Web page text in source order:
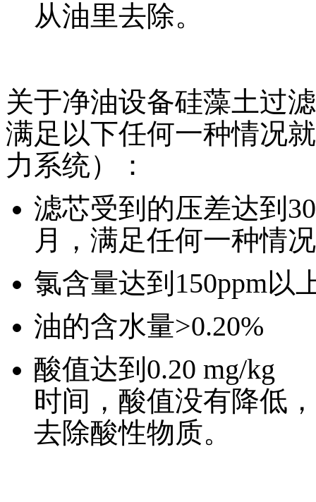
从油里去除。
关于净油设备硅藻土过
满足以下任何一种情况
力系统）：
滤芯受到的压差达到
月，满足任何一种情
氯含量达到150ppm以
油的含水量>0.20%
酸值达到0.20 mg/kg
时间，酸值没有降低
去除酸性物质。